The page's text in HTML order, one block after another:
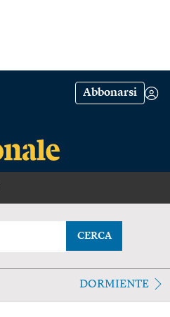
Abbonarsi
CERCA
DORMIENTE